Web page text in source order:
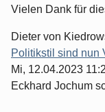
Vielen Dank für
Dieter von
Politikstil sind nun
Mi, 12.04.2023
Eckhard Jochum